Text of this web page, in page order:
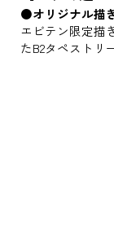
●オリジナル描
エビテン限定描
たB2タペストリ